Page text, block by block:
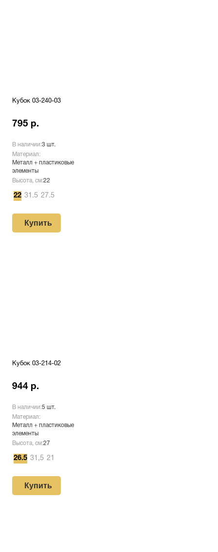
Кубок 03-240-03
795 р.
В наличии:3 шт.
Материал:
Металл + пластиковые
элементы
Высота, см:22
22 31.5 27.5
Купить
Кубок 03-214-02
944 р.
В наличии:5 шт.
Материал:
Металл + пластиковые
элементы
Высота, см:27
26.5 31,5 21
Купить